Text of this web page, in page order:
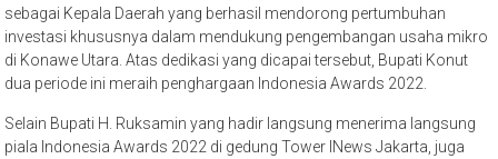
sebagai Kepala Daerah yang berhasil mendorong pertumbuhan
investasi khususnya dalam mendukung pengembangan usaha mikro
di Konawe Utara. Atas dedikasi yang dicapai tersebut, Bupati Konut
dua periode ini meraih penghargaan Indonesia Awards 2022.
Selain Bupati H. Ruksamin yang hadir langsung menerima langsung
piala Indonesia Awards 2022 di gedung Tower lNews Jakarta, juga